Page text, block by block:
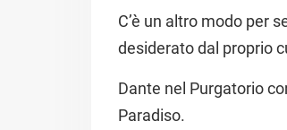
C’è un altro modo per
desiderato dal proprio
Dante nel Purgatorio
Paradiso.